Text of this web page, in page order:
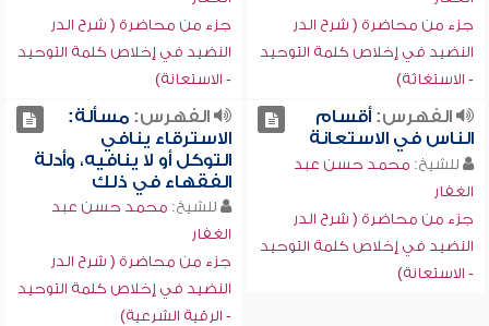
جزء من محاضرة ( شرح الدر
النضيد في إخلاص كلمة التوحيد
- الاستغاثة)
جزء من محاضرة ( شرح الدر
النضيد في إخلاص كلمة التوحيد
- الاستعانة)
الفهرس:أقسام
الناس في الاستعانة
للشيخ: محمد حسن عبد
الغفار
جزء من محاضرة ( شرح الدر
النضيد في إخلاص كلمة التوحيد
- الاستعانة)
الفهرس:مسألة:
الاسترقاء ينافي
التوكل أو لا ينافيه، وأدلة
الفقهاء في ذلك
للشيخ: محمد حسن عبد
الغفار
جزء من محاضرة ( شرح الدر
النضيد في إخلاص كلمة التوحيد
- الرقية الشرعية)